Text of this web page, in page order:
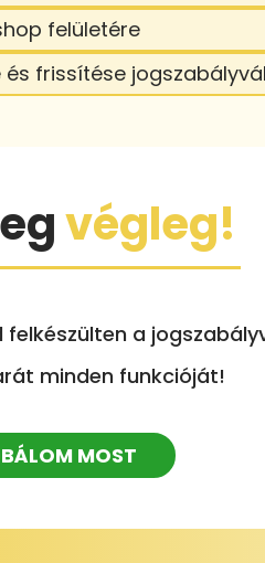
felületére
és frissítése
végleg!
a
minden funkcióját!
MOST